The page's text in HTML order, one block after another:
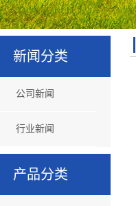
新闻分类
公司新闻
行业新闻
产品分类